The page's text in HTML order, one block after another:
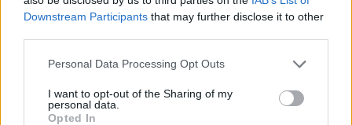
Downstream Participants that may further disclose it to other
Personal Data Processing Opt Outs
I want to opt-out of the Sharing of my
personal data.
Opted In
minimalizujú riziko alergických reakcií, a teda sú ideálnym
riešením pre osoby s jemnou a citlivou pokožkou.
Sme zaregistrovaný na puncovom úrade.